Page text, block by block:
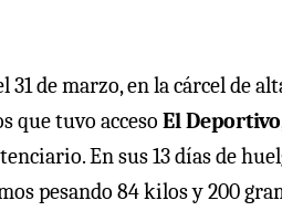
de marzo, en la cárcel de
que tuvo acceso El Deportivo
En sus 13 días de
pesando 84 kilos y 200